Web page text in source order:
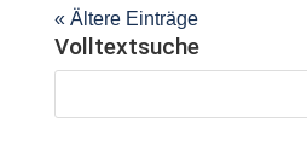
« Ältere Einträge
Volltextsuche